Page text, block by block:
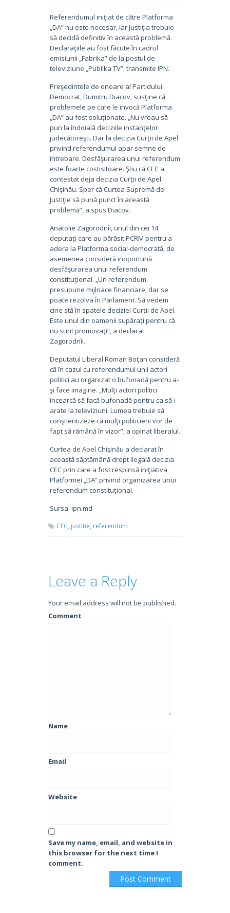
Referendumul iniţiat de către Platforma
„DA” nu este necesar, iar justiţia trebuie
să decidă definitiv în această problemă.
Declaraţiile au fost făcute în cadrul
emisiunii „Fabrika” de la postul de
televiziune „Publika TV”, transmite IPN.
Preşedintele de onoare al Partidului
Democrat, Dumitru Diacov, susţine că
problemele pe care le invocă Platforma
„DA” au fost soluţionate. „Nu vreau să
pun la îndoială deciziile instanţelor
judecătoreşti. Dar la decizia Curţii de Apel
privind referendumul apar semne de
întrebare. Desfăşurarea unui referendum
este foarte costisitoare. Ştiu că CEC a
contestat deja decizia Curţii de Apel
Chişinău. Sper că Curtea Supremă de
Justiţie să pună punct în această
problemă”, a spus Diacov.
Anatolie Zagorodnîi, unul din cei 14
deputaţi care au părăsit PCRM pentru a
adera la Platforma social-democrată, de
asemenea consideră inoportună
desfăşurarea unui referendum
constituţional. „Un referendum
presupune mijloace financiare, dar se
poate rezolva în Parlament. Să vedem
cine stă în spatele deciziei Curţii de Apel.
Este unul din oamenii supăraţi pentru că
nu sunt promovaţi”, a declarat
Zagorodnîi.
Deputatul Liberal Roman Boţan consideră
că în cazul cu referendumul unii actori
politici au organizat o bufonadă pentru a-
şi face imagine. „Mulţi actori politici
încearcă să facă bufonadă pentru ca să-i
arate la televiziuni. Lumea trebuie să
conştientizeze că mulţi politicieni vor de
fapt să rămână în vizor”, a opinat liberalul.
Curtea de Apel Chişinău a declarat în
această săptămână drept ilegală decizia
CEC prin care a fost respinsă iniţiativa
Platformei „DA” privind organizarea unui
referendum constituţional.
Sursa: ipn.md
CEC, justitie, referendum
Leave a Reply
Your email address will not be published.
Comment
Name
Email
Website
Save my name, email, and website in
this browser for the next time I
comment.